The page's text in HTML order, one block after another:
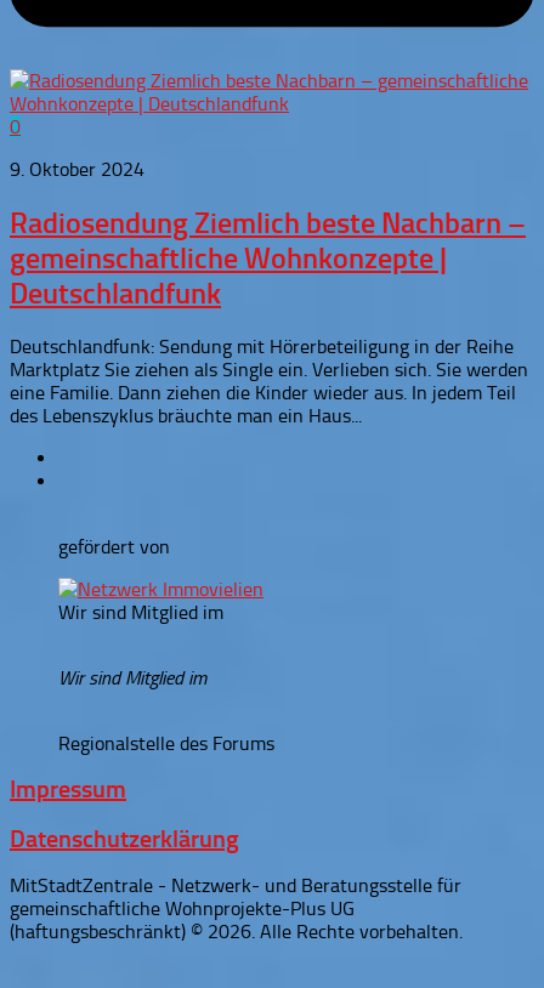
0
9. Oktober 2024
Radiosendung Ziemlich beste Nachbarn –
gemeinschaftliche Wohnkonzepte |
Deutschlandfunk
Deutschlandfunk: Sendung mit Hörerbeteiligung in der Reihe
Marktplatz Sie ziehen als Single ein. Verlieben sich. Sie werden
eine Familie. Dann ziehen die Kinder wieder aus. In jedem Teil
des Lebenszyklus bräuchte man ein Haus...
gefördert von
Wir sind Mitglied im
Wir sind Mitglied im
Regionalstelle des Forums
Impressum
Datenschutzerklärung
MitStadtZentrale - Netzwerk- und Beratungsstelle für
gemeinschaftliche Wohnprojekte-Plus UG
(haftungsbeschränkt) © 2026. Alle Rechte vorbehalten.